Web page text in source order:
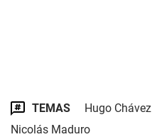
TEMAS Hugo Chávez
Nicolás Maduro